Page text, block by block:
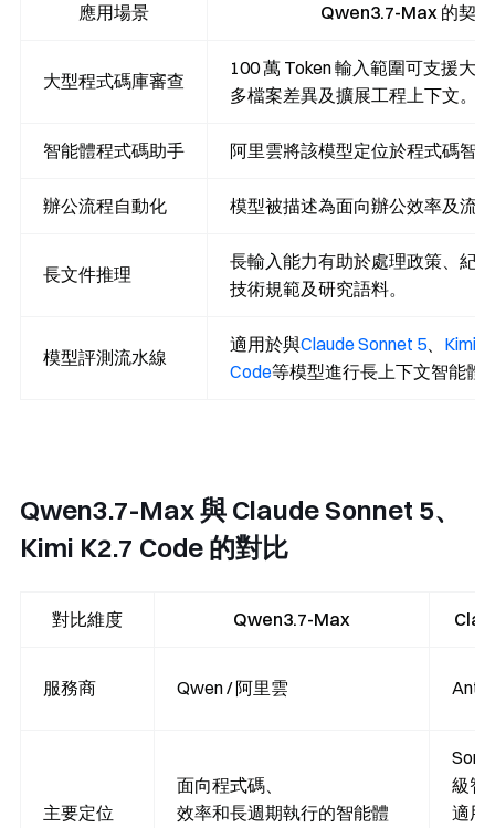
應用場景 Qwen3.7-Max 的契
大型程式碼庫審查
100 萬 Token 輸入範圍可支援大
多檔案差異及擴展工程上下文。
智能體程式碼助手 阿里雲將該模型定位於程式碼智
辦公流程自動化 模型被描述為面向辦公效率及流
長文件推理
長輸入能力有助於處理政策、紀
技術規範及研究語料。
模型評測流水線
適用於與Claude Sonnet 5、 Kimi
Code等模型進行長上下文智能體
Qwen3.7-Max 與 Claude Sonnet 5、
Kimi K2.7 Code 的對比
對比維度 Qwen3.7-Max
服務商 Qwen / 阿里雲
主要定位
面向程式碼、
效率和長週期執行的智能體
級智
適用